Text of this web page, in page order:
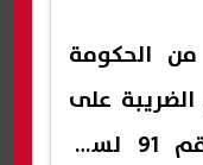
الحكومة
على
الدخل الصادر بالقانون رقم 91 لسنة